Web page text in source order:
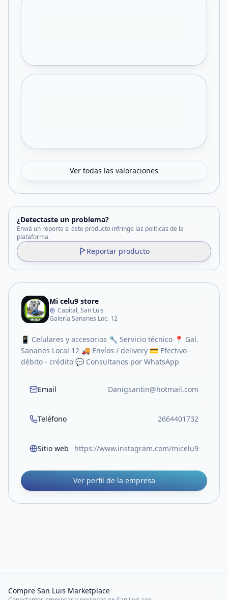
Ver todas las valoraciones
¿Detectaste un problema?
Enviá un reporte si este producto infringe las políticas de la
plataforma.
Reportar producto
Mi celu9 store
Capital, San Luis
Galería Sananes Loc. 12
📱 Celulares y accesorios 🔧 Servicio técnico 📍 Gal.
Sananes Local 12 🚚 Envíos / delivery 💳 Efectivo -
débito - crédito 💬 Consultanos por WhatsApp
Email Danigsantin@hotmail.com
Teléfono 2664401732
Sitio web https://www.instagram.com/micelu9
Ver perfil de la empresa
Compre San Luis Marketplace